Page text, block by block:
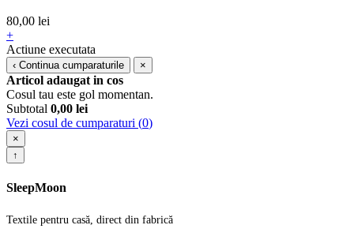
80,00 lei
+
Actiune executata
‹ Continua cumparaturile ×
Articol adaugat in cos
Cosul tau este gol momentan.
Subtotal 0,00 lei
Vezi cosul de cumparaturi (0)
×
↑
SleepMoon
Textile pentru casă, direct din fabrică